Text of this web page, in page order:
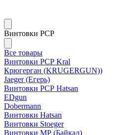
Винтовки PCP
Все товары
Винтовки РСР Kral
Крюгерган (KRUGERGUN))
Jaeger (Егерь)
Винтовки РСР Hatsan
EDgun
Dobermann
Винтовки Hatsan
Винтовки Stoeger
Винтовки МР (Байкал)